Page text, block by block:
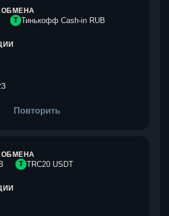
ОБМЕНА
Т Тинькофф Cash-in RUB
Повторить
ОБМЕНА
T TRC20 USDT